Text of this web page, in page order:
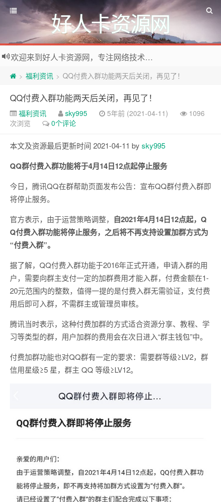
好人卡资源网
欢迎来到好人卡资源网，专注网络技术资源收集，我们不仅是网络资源的搬运工，也生产原创资源。寻找资源请留言或关注公众号:烈日下的男人
> 福利资讯 > QQ付费入群功能两天后关闭，再见了！
QQ付费入群功能两天后关闭，再见了！
福利资讯 sky995 5年前 (2021-04-11)
1096
次浏览
0个评论
本文及资源最后更新时间 2021-04-11 by sky995
QQ群付费入群功能将于4月14日12点起停止服务
今日，腾讯QQ在群帮助页面发布公告：宣布QQ群付费入群即
将停止服务。
官方表示，由于运营策略调整， 自2021年4月14日12点起，Q
Q付费入群功能将停止服务，之后将不再支持设置加群方式为
“付费入群”。
据了解，QQ付费入群功能于2016年正式开通，申请入群的用
户，需要向群主支付一定的加群费用才能入群，付费金额在1-
20元范围内的整数，值得一提的是付费入群无需验证，支付费
用后即可入群，不需群主或管理员审核。
腾讯当时表示，这种付费加群的方式适合资源分享、教程、学
习等类型的群，用户加群的费用会在次日进入“群主钱包”中。
付费加群功能也对QQ群有一定的要求：需要群等级≥LV2，群
信用星级≥5 星，群主 QQ 等级≥LV12。